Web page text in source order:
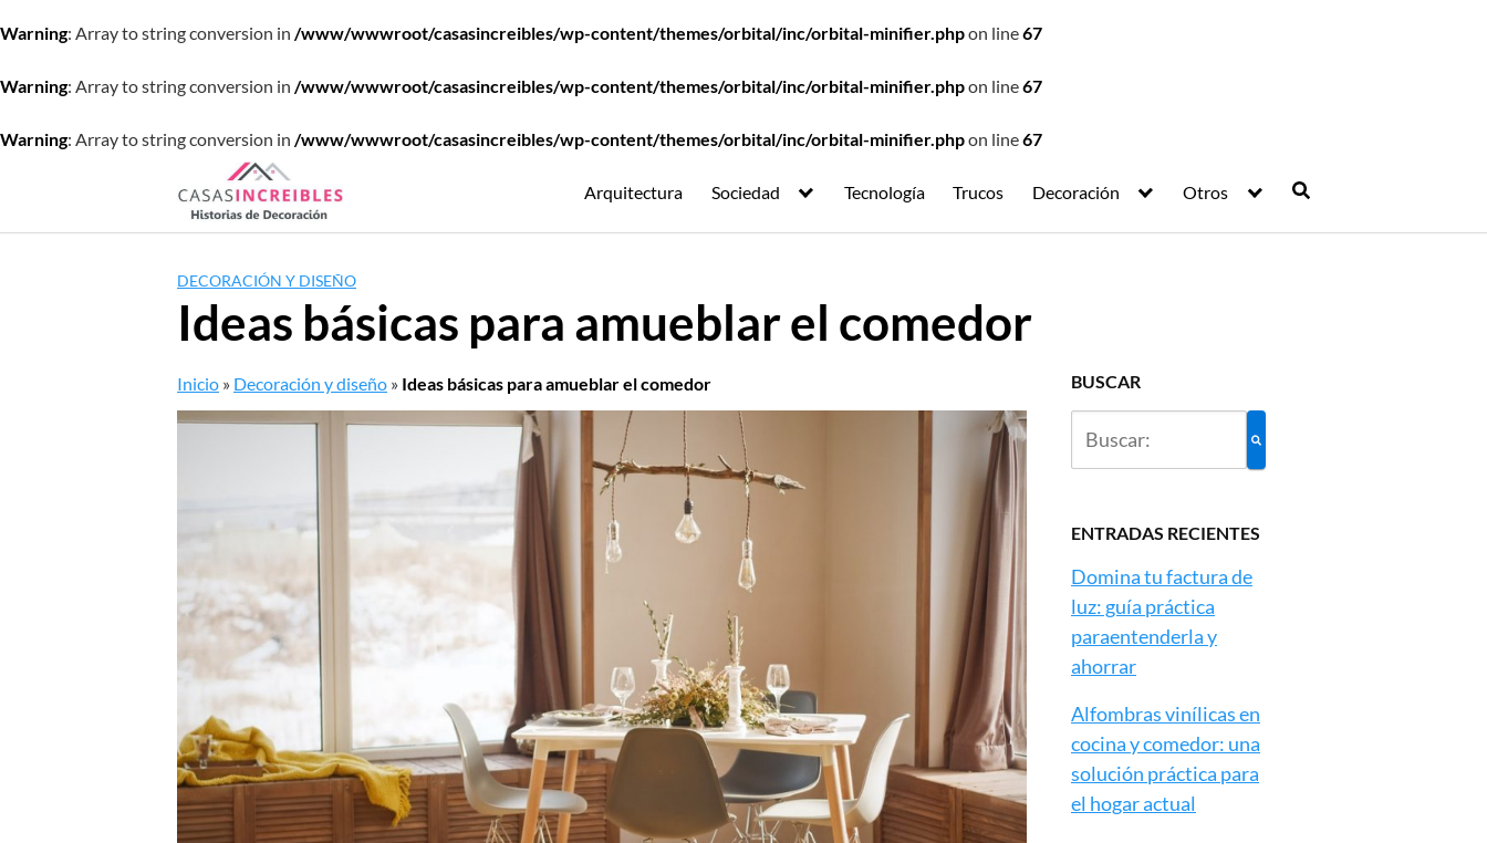
Warning: Array to string conversion in /www/wwwroot/casasincreibles/wp-content/themes/orbital/inc/orbital-minifier.phpon line67
Warning: Array to string conversion in /www/wwwroot/casasincreibles/wp-content/themes/orbital/inc/orbital-minifier.phpon line67
Warning: Array to string conversion in /www/wwwroot/casasincreibles/wp-content/themes/orbital/inc/orbital-minifier.phpon line67
Arquitectura Sociedad Tecnología Trucos Decoración Otros
DECORACIÓN Y DISEÑO
Ideas básicas para amueblar el comedor
Inicio » Decoración y diseño » Ideas básicas para amueblar el comedor BUSCAR
ENTRADAS RECIENTES
Domina tu factura de
luz: guía práctica
paraentenderla y
ahorrar
Alfombras vinílicas en
cocina y comedor: una
solución práctica para
el hogar actual